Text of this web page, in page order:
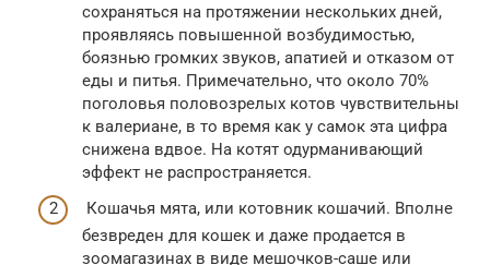
сохраняться на протяжении нескольких дней,
проявляясь повышенной возбудимостью,
боязнью громких звуков, апатией и отказом от
еды и питья. Примечательно, что около 70%
поголовья половозрелых котов чувствительны
к валериане, в то время как у самок эта цифра
снижена вдвое. На котят одурманивающий
эффект не распространяется.
Кошачья мята, или котовник кошачий. Вполне
безвреден для кошек и даже продается в
зоомагазинах в виде мешочков-саше или